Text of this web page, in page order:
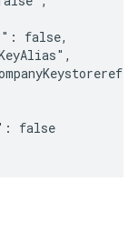
false,
false